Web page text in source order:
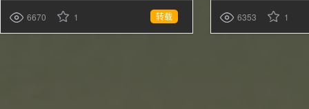
6670 1 转载 6353 1